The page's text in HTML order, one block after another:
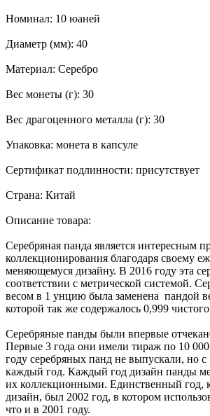
Номинал: 10 юаней
Диаметр (мм): 40
Материал: Серебро
Вес монеты (г): 30
Вес драгоценного металла (г): 30
Упаковка: монета в капсуле
Сертификат подлинности: присутствует
Страна: Китай
Описание товара:
Серебряная панда является интересным
коллекционирования благодаря своему
меняющемуся дизайну. В 2016 году эта
соответствии с метрической системой.
весом в 1 унцию была заменена пандой
которой так же содержалось 0,999 чистого
Серебряные панды были впервые
Первые 3 года они имели тираж по 10
году серебряных панд не выпускали, но
каждый год. Каждый год дизайн панды
их коллекционными. Единственный год,
дизайн, был 2002 год, в котором
что и в 2001 году.